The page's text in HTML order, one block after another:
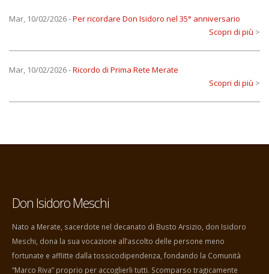
Mar, 10/02/2026-Per ricordare Don Isidoro nel 35° anniversario
Scopri di più >
Mar, 10/02/2026-Ricordo di Prima Rete Merate
Scopri di più >
Don Isidoro Meschi
Nato a Merate, sacerdote nel decanato di Busto Arsizio, don Isidoro
Meschi, dona la sua vocazione all’ascolto delle persone meno
fortunate e afflitte dalla tossicodipendenza, fondando la Comunità
“Marco Riva” proprio per accoglierli tutti. Scomparso tragicamente